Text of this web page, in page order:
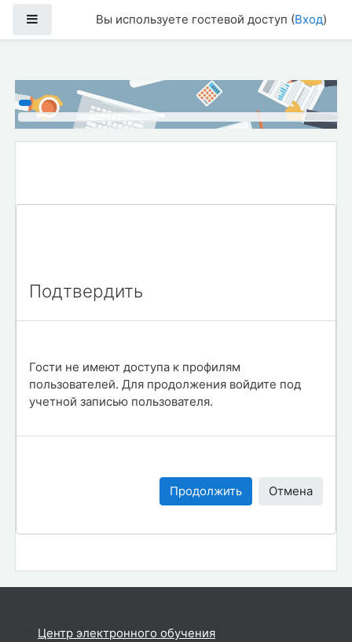
Боковая панельВы используете гостевой доступ (Вход)
Подтвердить
Гости не имеют доступа к профилям
пользователей. Для продолжения войдите под
учетной записью пользователя.
Продолжить Отмена
Центр электронного обучения